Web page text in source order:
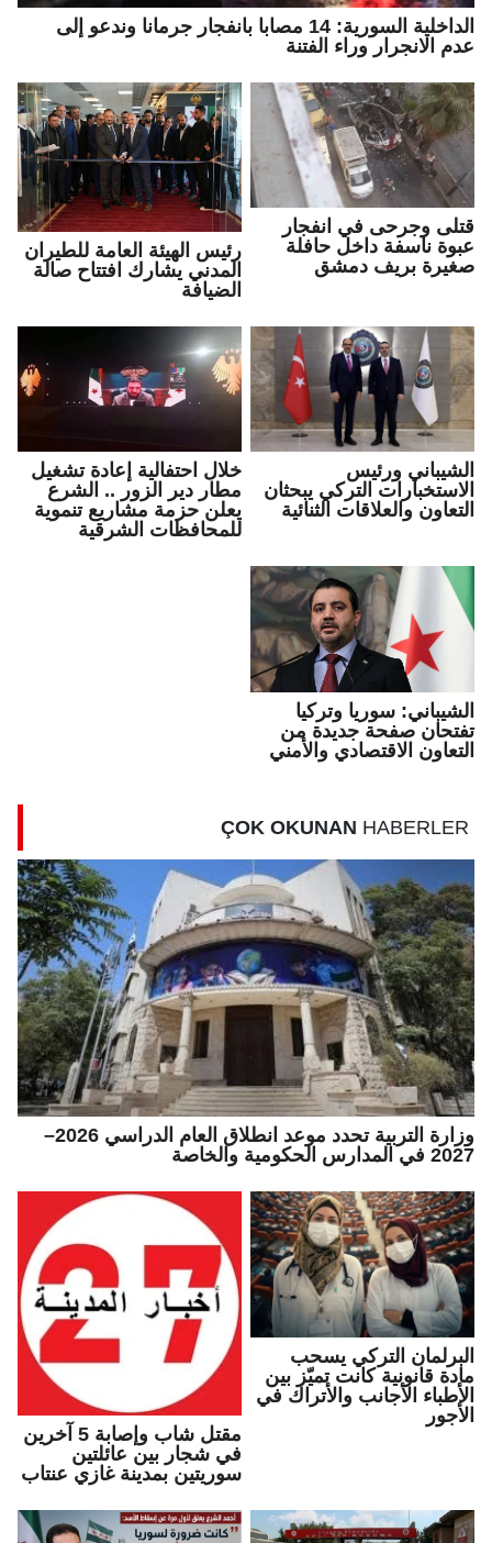
الداخلية السورية: 14 مصابا بانفجار جرمانا وندعو إلى
عدم الانجرار وراء الفتنة
قتلى وجرحى في انفجار
عبوة ناسفة داخل حافلة
صغيرة بريف دمشق
رئيس الهيئة العامة للطيران
المدني يشارك افتتاح صالة
الضيافة
الشيباني ورئيس
الاستخبارات التركي يبحثان
التعاون والعلاقات الثنائية
خلال احتفالية إعادة تشغيل
مطار دير الزور .. الشرع
يعلن حزمة مشاريع تنموية
للمحافظات الشرقية
الشيباني: سوريا وتركيا
تفتحان صفحة جديدة من
التعاون الاقتصادي والأمني
ÇOK OKUNAN HABERLER
وزارة التربية تحدد موعد انطلاق العام الدراسي 2026–
2027 في المدارس الحكومية والخاصة
البرلمان التركي يسحب
مادة قانونية كانت تميّز بين
الأطباء الأجانب والأتراك في
الأجور
مقتل شاب وإصابة 5 آخرين
في شجار بين عائلتين
سوريتين بمدينة غازي عنتاب